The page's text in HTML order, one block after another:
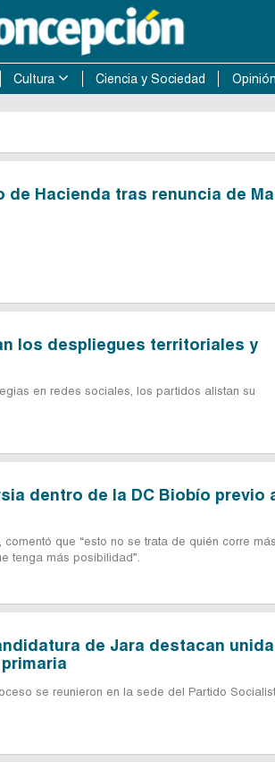
Cultura Ciencia y Sociedad Opinión
de Hacienda tras renuncia de
los despliegues territoriales y
en redes sociales, los partidos alistan su
dentro de la DC Biobío previo
que “esto no se trata de quién corre más
tenga más posibilidad”.
de Jara destacan
se reunieron en la sede del Partido